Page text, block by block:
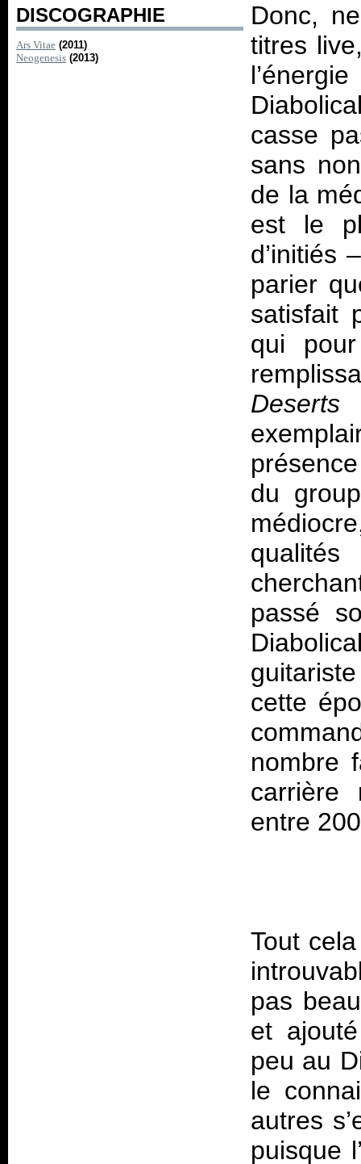
DISCOGRAPHIE
Ars Vitae (2011)
Neogenesis (2013)
Donc,
titres
casse
sans
de la
est le
d’initiés
parier
satisfait
qui
Deserts
du
passé
cette
nombre
carrière
entre
Tout
pas
et
peu au
le
autres
puisque